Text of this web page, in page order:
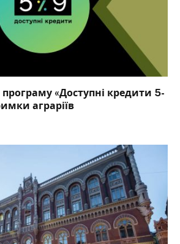
«Доступні кредити 5-
аграріїв